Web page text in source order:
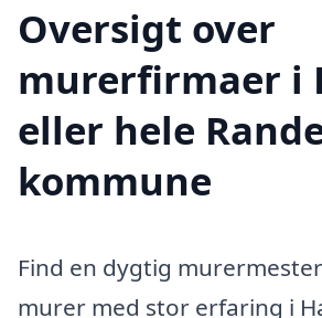
Oversigt over
murerfirmaer i
eller hele
kommune
Find en dygtig
murer med stor erfaring i